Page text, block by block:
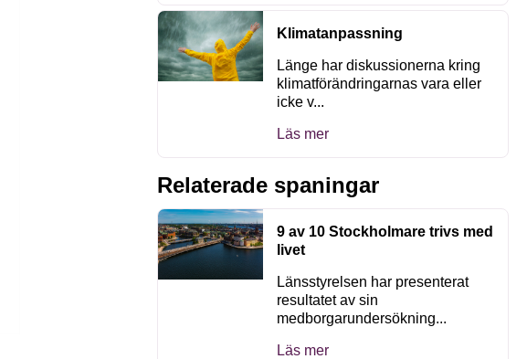
Klimatanpassning
Länge har diskussionerna kring
klimatförändringarnas vara eller
icke v...
Läs mer
Relaterade spaningar
9 av 10 Stockholmare trivs med
livet
Länsstyrelsen har presenterat
resultatet av sin
medborgarundersökning...
Läs mer